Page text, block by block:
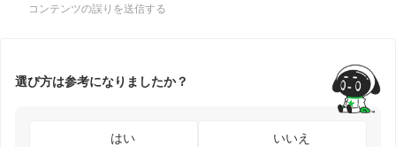
コンテンツの誤りを送信する
選び方は参考になりましたか？
はい いいえ